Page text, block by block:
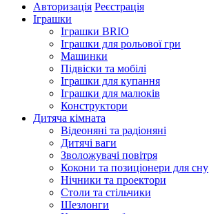
Авторизація Реєстрація
Іграшки
Іграшки BRIO
Іграшки для рольової гри
Машинки
Підвіски та мобілі
Іграшки для купання
Іграшки для малюків
Конструктори
Дитяча кімната
Відеоняні та радіоняні
Дитячі ваги
Зволожувачі повітря
Кокони та позиціонери для сну
Нічники та проектори
Столи та стільчики
Шезлонги